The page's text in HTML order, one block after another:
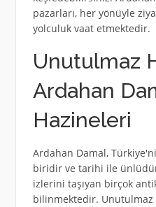
pazarları, her yönüyle
yolculuk vaat etmektedir.
Unutulmaz
Ardahan
Hazineleri
Ardahan Damal,
biridir ve tarihi ile
izlerini taşıyan birçok
bilinmektedir. Unutulmaz